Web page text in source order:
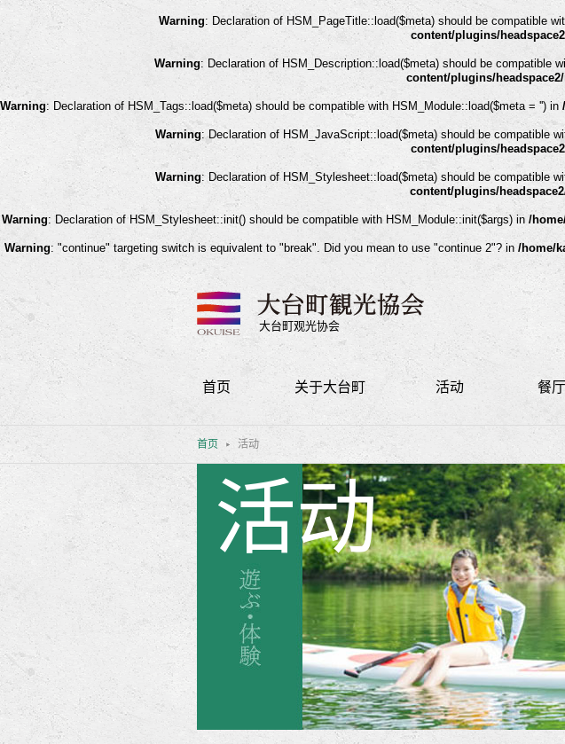
Warning: Declaration of HSM_PageTitle::load($meta) should be compatible
content/plugins/
Warning: Declaration of HSM_Description::load($meta) should be compatible
content/plugins/
Warning: Declaration of HSM_Tags::load($meta) should be compatible with HSM_Module::load($meta = '') in
Warning: Declaration of HSM_JavaScript::load($meta) should be compatible
content/plugins/
Warning: Declaration of HSM_Stylesheet::load($meta) should be compatible
content/plugins/
Warning: Declaration of HSM_Stylesheet::init() should be compatible with HSM_Module::init($args) in /
Warning: "continue" targeting switch is equivalent to "break". Did you mean to use "continue 2"? in /home/
大台町观光协会
首页 关于大台町 活动 餐厅
首页 活动
活动